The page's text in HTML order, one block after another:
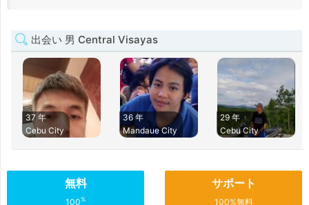
出会い 男 Central Visayas
37 年
Cebu City
36 年
Mandaue City
29 年
Cebu City
無料
100%
サポート
100%無料